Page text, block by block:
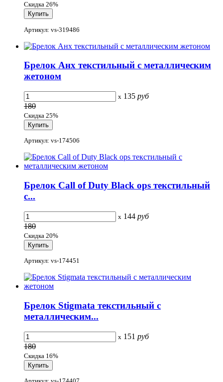
Скидка 26%
Артикул: vs-319486
Брелок Анх текстильный с металлическим
жетоном
x 135 руб
180
Скидка 25%
Артикул: vs-174506
Брелок Call of Duty Black ops текстильный
с...
x 144 руб
180
Скидка 20%
Артикул: vs-174451
Брелок Stigmata текстильный с
металлическим...
x 151 руб
180
Скидка 16%